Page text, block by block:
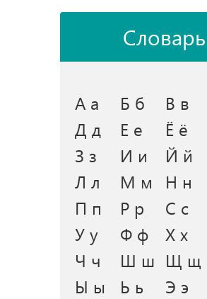
Словарь
А а Б б В в
Д д
Е е Ё ё
З з
И и Й й
Л л
М м Н н
П п
Р р С с
У у
Ф ф Х х
Ч ч
Ш ш Щ щ
Ы ы
Ь ь Э э